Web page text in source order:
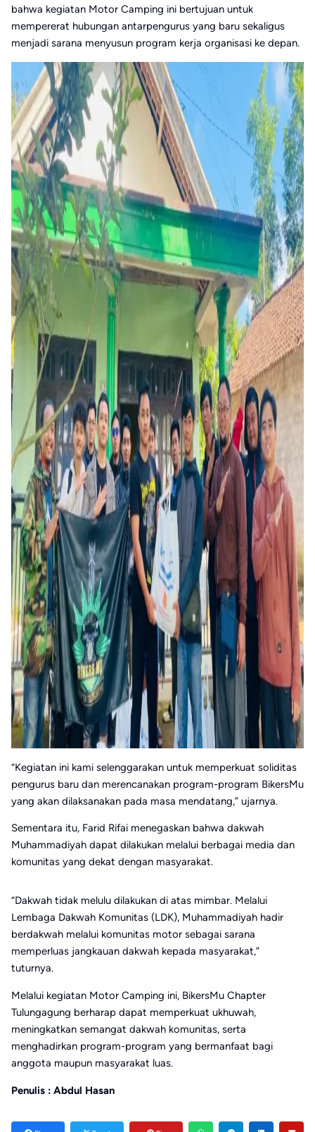
bahwa kegiatan Motor Camping ini bertujuan untuk
mempererat hubungan antarpengurus yang baru sekaligus
menjadi sarana menyusun program kerja organisasi ke depan.
“Kegiatan ini kami selenggarakan untuk memperkuat soliditas
pengurus baru dan merencanakan program-program BikersMu
yang akan dilaksanakan pada masa mendatang,” ujarnya.
Sementara itu, Farid Rifai menegaskan bahwa dakwah
Muhammadiyah dapat dilakukan melalui berbagai media dan
komunitas yang dekat dengan masyarakat.
“Dakwah tidak melulu dilakukan di atas mimbar. Melalui
Lembaga Dakwah Komunitas (LDK), Muhammadiyah hadir
berdakwah melalui komunitas motor sebagai sarana
memperluas jangkauan dakwah kepada masyarakat,”
tuturnya.
Melalui kegiatan Motor Camping ini, BikersMu Chapter
Tulungagung berharap dapat memperkuat ukhuwah,
meningkatkan semangat dakwah komunitas, serta
menghadirkan program-program yang bermanfaat bagi
anggota maupun masyarakat luas.
Penulis : Abdul Hasan